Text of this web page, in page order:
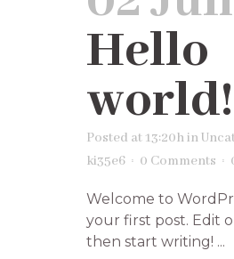
Hello
world!
Posted at 13:20hin
ki35e6
0 Comments
Welcome to
your first post. Edit
then start writing! ...